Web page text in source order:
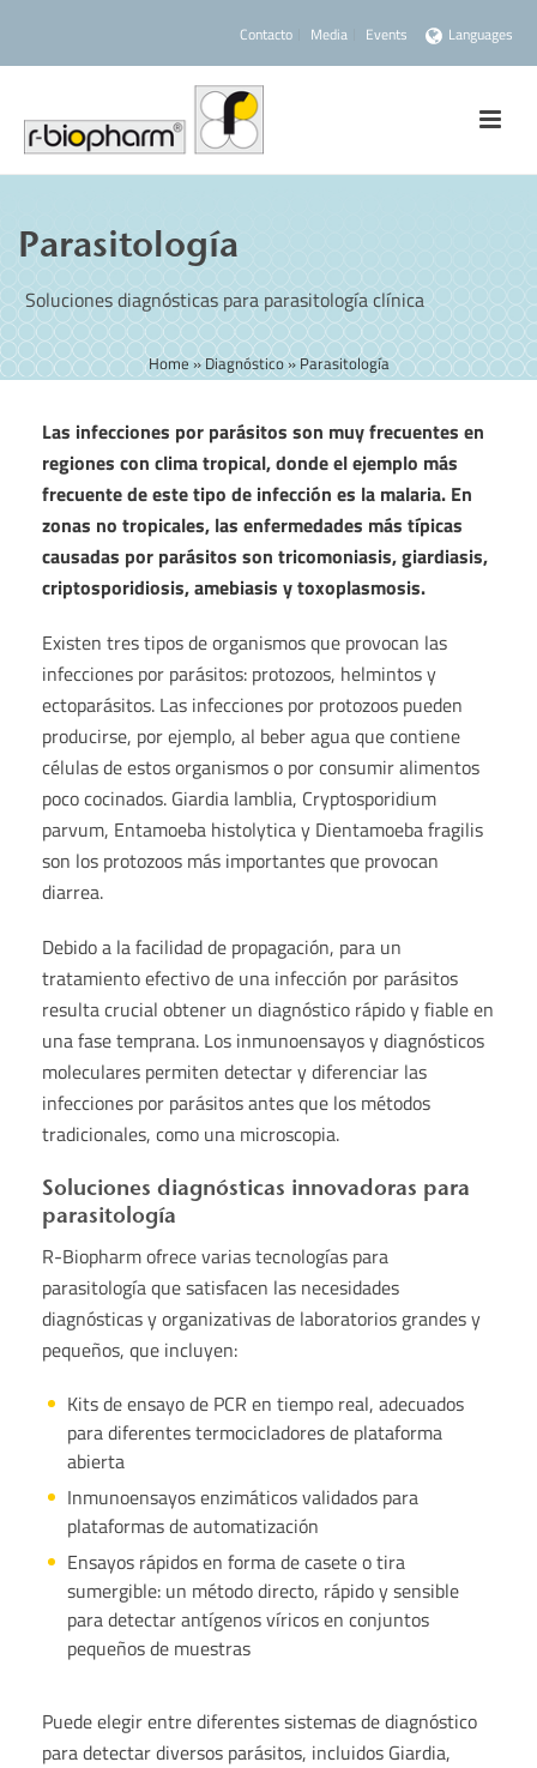
Contacto Media Events Languages
Parasitología
Soluciones diagnósticas para parasitología clínica
Home»Diagnóstico»Parasitología
Las infecciones por parásitos son muy frecuentes en
regiones con clima tropical, donde el ejemplo más
frecuente de este tipo de infección es la malaria. En
zonas no tropicales, las enfermedades más típicas
causadas por parásitos son tricomoniasis, giardiasis,
criptosporidiosis, amebiasis y toxoplasmosis.
Existen tres tipos de organismos que provocan las
infecciones por parásitos: protozoos, helmintos y
ectoparásitos. Las infecciones por protozoos pueden
producirse, por ejemplo, al beber agua que contiene
células de estos organismos o por consumir alimentos
poco cocinados. Giardia lamblia, Cryptosporidium
parvum, Entamoeba histolytica y Dientamoeba fragilis
son los protozoos más importantes que provocan
diarrea.
Debido a la facilidad de propagación, para un
tratamiento efectivo de una infección por parásitos
resulta crucial obtener un diagnóstico rápido y fiable en
una fase temprana. Los inmunoensayos y diagnósticos
moleculares permiten detectar y diferenciar las
infecciones por parásitos antes que los métodos
tradicionales, como una microscopia.
Soluciones diagnósticas innovadoras para
parasitología
R-Biopharm ofrece varias tecnologías para
parasitología que satisfacen las necesidades
diagnósticas y organizativas de laboratorios grandes y
pequeños, que incluyen:
Kits de ensayo de PCR en tiempo real, adecuados
para diferentes termocicladores de plataforma
abierta
Inmunoensayos enzimáticos validados para
plataformas de automatización
Ensayos rápidos en forma de casete o tira
sumergible: un método directo, rápido y sensible
para detectar antígenos víricos en conjuntos
pequeños de muestras
Puede elegir entre diferentes sistemas de diagnóstico
para detectar diversos parásitos, incluidos Giardia,